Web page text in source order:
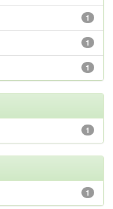
1
1
1
1
1